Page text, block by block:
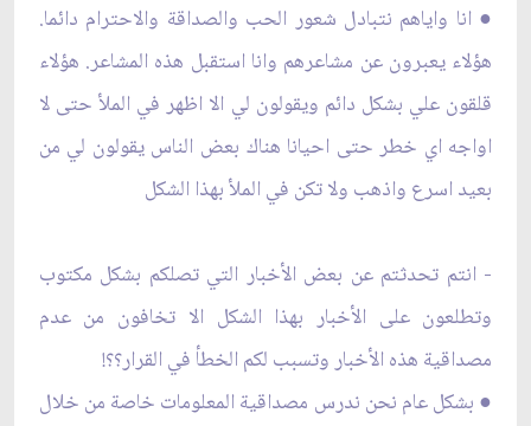
● انا واياهم نتبادل شعور الحب والصداقة والاحترام دائما.
هؤلاء يعبرون عن مشاعرهم وانا استقبل هذه المشاعر. هؤلاء
قلقون علي بشكل دائم ويقولون لي الا اظهر في الملأ حتى لا
اواجه اي خطر حتى احيانا هناك بعض الناس يقولون لي من
بعيد اسرع واذهب ولا تكن في الملأ بهذا الشكل
- انتم تحدثتم عن بعض الأخبار التي تصلكم بشكل مكتوب
وتطلعون على الأخبار بهذا الشكل الا تخافون من عدم
مصداقية هذه الأخبار وتسبب لكم الخطأ في القرار؟؟!
● بشكل عام نحن ندرس مصداقية المعلومات خاصة من خلال